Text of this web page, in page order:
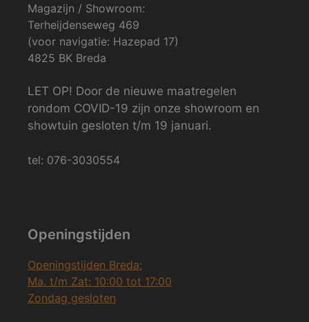
Magazijn / Showroom:
Terheijdenseweg 469
(voor navigatie: Hazepad 17)
4825 BK Breda
LET OP! Door de nieuwe maatregelen
rondom COVID-19 zijn onze showroom en
showtuin gesloten t/m 19 januari.
tel: 076-3030554
Openingstijden
Openingstijden Breda:
Ma. t/m Zat: 10:00 tot 17:00
Zondag gesloten